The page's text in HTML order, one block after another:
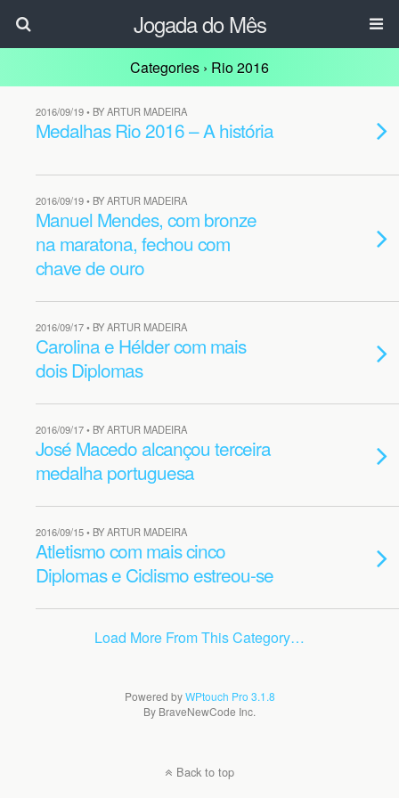
Jogada do Mês
Categories › Rio 2016
2016/09/19 • BY ARTUR MADEIRA
Medalhas Rio 2016 – A história
2016/09/19 • BY ARTUR MADEIRA
Manuel Mendes, com bronze
na maratona, fechou com
chave de ouro
2016/09/17 • BY ARTUR MADEIRA
Carolina e Hélder com mais
dois Diplomas
2016/09/17 • BY ARTUR MADEIRA
José Macedo alcançou terceira
medalha portuguesa
2016/09/15 • BY ARTUR MADEIRA
Atletismo com mais cinco
Diplomas e Ciclismo estreou-se
Load More From This Category…
Powered byWPtouch Pro 3.1.8
By BraveNewCode Inc.
Back to top